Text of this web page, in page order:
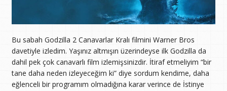
Bu sabah Godzilla 2 Canavarlar Kralı filmini Warner Bros
davetiyle izledim. Yaşınız altmışın üzerindeyse ilk Godzilla da
dahil pek çok canavarlı film izlemişsinizdir. İtiraf etmeliyim “bir
tane daha neden izleyeceğim ki” diye sordum kendime, daha
eğlenceli bir programım olmadığına karar verince de İstinye